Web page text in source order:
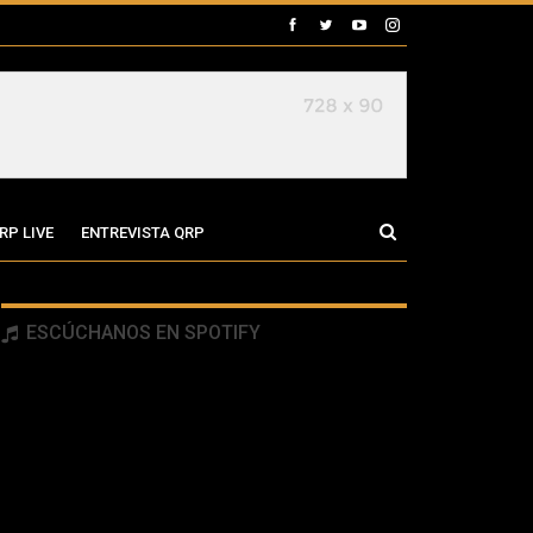
LIVE ENTREVISTA QRP
ESCÚCHANOS EN SPOTIFY